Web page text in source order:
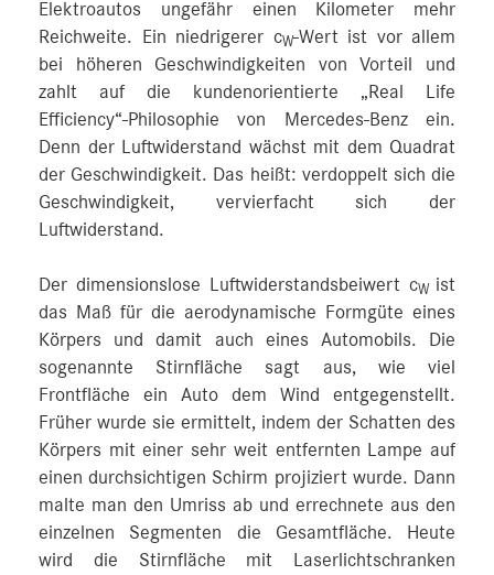
Elektroautos ungefähr einen Kilometer mehr
Reichweite. Ein niedrigerer cW-Wert ist vor allem
bei höheren Geschwindigkeiten von Vorteil und
zahlt auf die kundenorientierte „Real Life
Efficiency“-Philosophie von Mercedes‑Benz ein.
Denn der Luftwiderstand wächst mit dem Quadrat
der Geschwindigkeit. Das heißt: verdoppelt sich die
Geschwindigkeit, vervierfacht sich der
Luftwiderstand.
Der dimensionslose Luftwiderstandsbeiwert cW ist
das Maß für die aerodynamische Formgüte eines
Körpers und damit auch eines Automobils. Die
sogenannte Stirnfläche sagt aus, wie viel
Frontfläche ein Auto dem Wind entgegenstellt.
Früher wurde sie ermittelt, indem der Schatten des
Körpers mit einer sehr weit entfernten Lampe auf
einen durchsichtigen Schirm projiziert wurde. Dann
malte man den Umriss ab und errechnete aus den
einzelnen Segmenten die Gesamtfläche. Heute
wird die Stirnfläche mit Laserlichtschranken